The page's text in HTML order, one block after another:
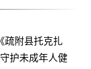
疏附县托克扎
护未成年人健